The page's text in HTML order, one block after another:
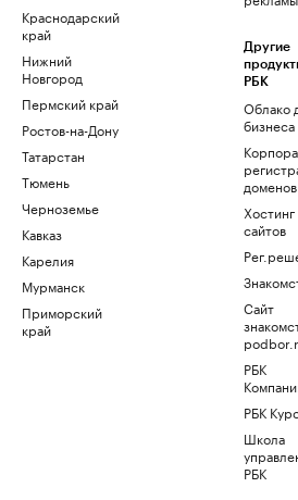
Краснодарский
край
Нижний
Новгород
Пермский край
Ростов-на-Дону
Татарстан
Тюмень
Черноземье
Кавказ
Карелия
Мурманск
Приморский
край
Другие
РБК
Облако
бизнеса
доменов
Хостинг
сайтов
Сайт
РБК
РБК
Школа
РБК